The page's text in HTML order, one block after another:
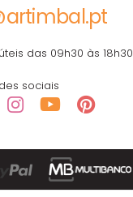
das 09h30 às 18h30
sociais